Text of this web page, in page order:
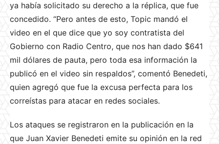
ya había solicitado su derecho a la réplica, que fue
concedido. “Pero antes de esto, Topic mandó el
video en el que dice que yo soy contratista del
Gobierno con Radio Centro, que nos han dado $641
mil dólares de pauta, pero toda esa información la
publicó en el video sin respaldos”, comentó Benedeti,
quien agregó que fue la excusa perfecta para los
correístas para atacar en redes sociales.
Los ataques se registraron en la publicación en la
que Juan Xavier Benedeti emite su opinión en la red